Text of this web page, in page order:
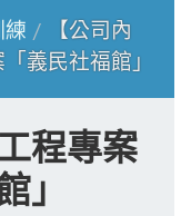
練
【公司內
義民社福館」
程專案
」